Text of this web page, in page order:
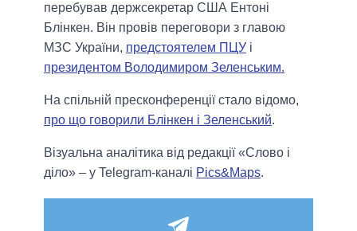
перебував держсекретар США Ентоні
Блінкен. Він провів переговори з главою
МЗС України, предстоятелем ПЦУ і
президентом Володимиром Зеленським.
На спільній пресконференції стало відомо,
про що говорили Блінкен і Зеленський.
Візуальна аналітика від редакції «Слово і
діло» – у Telegram-каналі Pics&Maps.